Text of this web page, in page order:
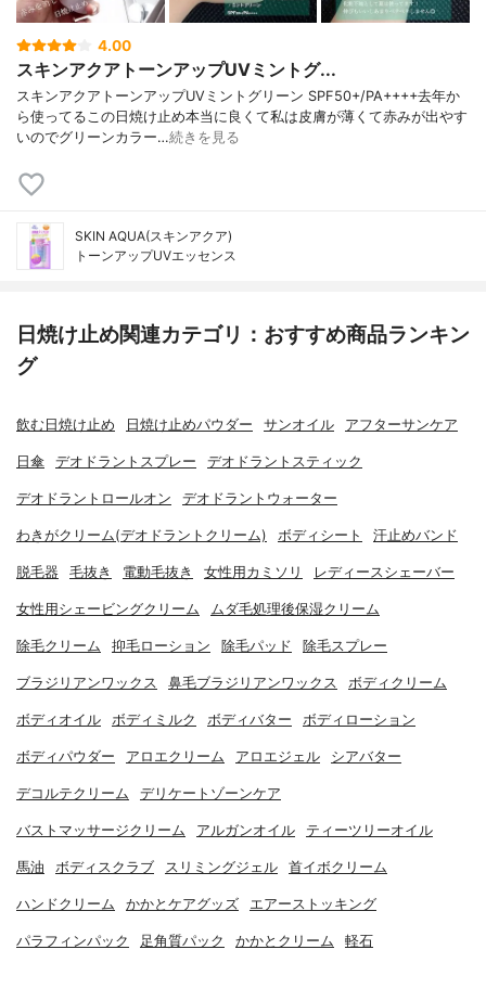
4.00
スキンアクアトーンアップUVミントグ...
スキンアクアトーンアップUVミントグリーン SPF50+/PA++++去年か
ら使ってるこの日焼け止め本当に良くて私は皮膚が薄くて赤みが出やす
いのでグリーンカラー…続きを見る
SKIN AQUA(スキンアクア)
トーンアップUVエッセンス
日焼け止め関連カテゴリ：おすすめ商品ランキン
グ
飲む日焼け止め 日焼け止めパウダー サンオイル アフターサンケア
日傘 デオドラントスプレー デオドラントスティック
デオドラントロールオン デオドラントウォーター
わきがクリーム(デオドラントクリーム) ボディシート 汗止めバンド
脱毛器 毛抜き 電動毛抜き 女性用カミソリ レディースシェーバー
女性用シェービングクリーム ムダ毛処理後保湿クリーム
除毛クリーム 抑毛ローション 除毛パッド 除毛スプレー
ブラジリアンワックス 鼻毛ブラジリアンワックス ボディクリーム
ボディオイル ボディミルク ボディバター ボディローション
ボディパウダー アロエクリーム アロエジェル シアバター
デコルテクリーム デリケートゾーンケア
バストマッサージクリーム アルガンオイル ティーツリーオイル
馬油 ボディスクラブ スリミングジェル 首イボクリーム
ハンドクリーム かかとケアグッズ エアーストッキング
パラフィンパック 足角質パック かかとクリーム 軽石